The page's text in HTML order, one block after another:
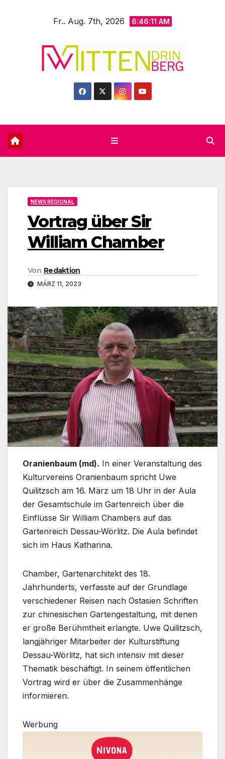
Fr.. Aug. 7th, 2026 6:46:12 AM
NEWS REGIONAL
Vortrag über Sir
William Chamber
Von Redaktion
MÄRZ 11, 2023
Oranienbaum (md). In einer Veranstaltung des
Kulturvereins Oranienbaum spricht Uwe
Quilitzsch am 16. März um 18 Uhr in der Aula
der Gesamtschule im Gartenreich über die
Einflüsse Sir William Chambers auf das
Gartenreich Dessau-Wörlitz. Die Aula befindet
sich im Haus Katharina.
Chamber, Gartenarchitekt des 18.
Jahrhunderts, verfasste auf der Grundlage
verschiedener Reisen nach Ostasien Schriften
zur chinesischen Gartengestaltung, mit denen
er große Berühmtheit erlangte. Uwe Quilitzsch,
langjähriger Mitarbeiter der Kulturstiftung
Dessau-Wörlitz, hat sich intensiv mit dieser
Thematik beschäftigt. In seinem öffentlichen
Vortrag wird er über die Zusammenhänge
informieren.
Werbung